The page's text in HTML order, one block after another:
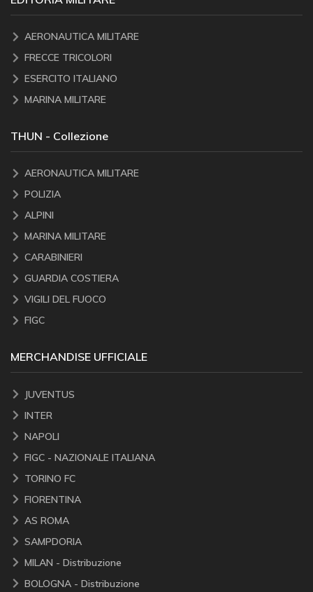
AERONAUTICA MILITARE
FRECCE TRICOLORI
ESERCITO ITALIANO
MARINA MILITARE
THUN - Collezione
AERONAUTICA MILITARE
POLIZIA
ALPINI
MARINA MILITARE
CARABINIERI
GUARDIA COSTIERA
VIGILI DEL FUOCO
FIGC
MERCHANDISE UFFICIALE
JUVENTUS
INTER
NAPOLI
FIGC - NAZIONALE ITALIANA
TORINO FC
FIORENTINA
AS ROMA
SAMPDORIA
MILAN - Distribuzione
BOLOGNA - Distribuzione